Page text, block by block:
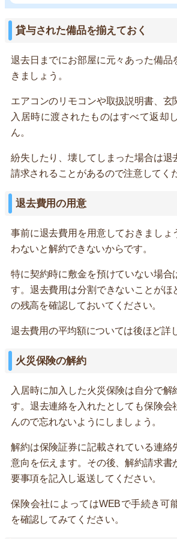
貸与された備品を揃えておく
退去日までにお部屋に元々あった備品
きましょう。
エアコンのリモコンや取扱説明書、玄
入居時に渡されたものはすべて返却
ん。
紛失したり、壊してしまった場合は退
請求されることがあるので注意してく
退去費用の用意
事前に退去費用を用意しておきましょ
わないと解約できないからです。
特に契約時に敷金を預けていない場合
す。退去費用は分割できないことがほ
の残高を確認しておいてください。
退去費用の平均額については後ほど詳
火災保険の解約
入居時に加入した火災保険は自分で解
す。退去連絡を入れたとしても保険会
んので忘れないようにしましょう。
解約は保険証券に記載されている連絡
意向を伝えます。その後、解約請求書
要事項を記入し返送してください。
保険会社によってはWEBで手続き可
を確認してみてください。